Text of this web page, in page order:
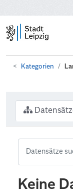
Kategorien
Keine